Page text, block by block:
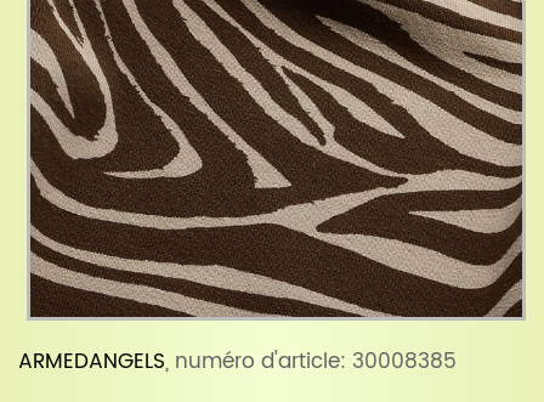
ARMEDANGELS, numéro d'article: 30008385